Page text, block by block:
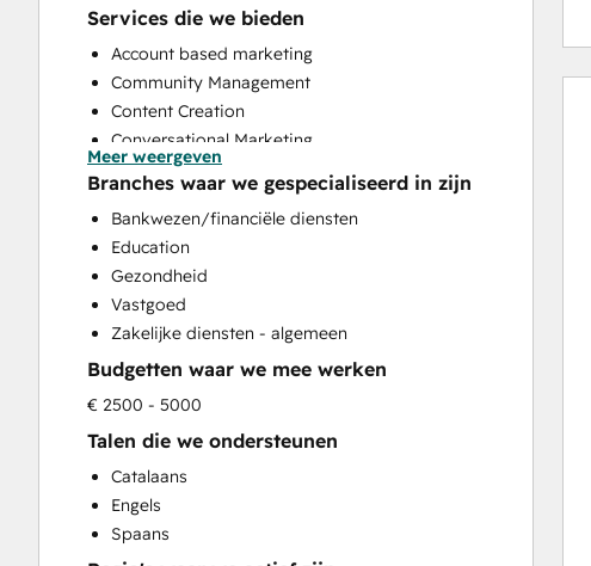
Services die we bieden
Account based marketing
Community Management
Content Creation
Conversational Marketing
CRM Implementation
CRM Migration
Custom API Integrations
Customer Marketing
Email Marketing
Full Inbound Marketing Services
Paid Advertising
Programmable Automation
Sales and Marketing Alignment
Search Engine Optimization
Social Media
Video Production
Meer weergeven
Branches waar we gespecialiseerd in zijn
Bankwezen/financiële diensten
Education
Gezondheid
Vastgoed
Zakelijke diensten - algemeen
Budgetten waar we mee werken
€ 2500 - 5000
Talen die we ondersteunen
Catalaans
Engels
Spaans